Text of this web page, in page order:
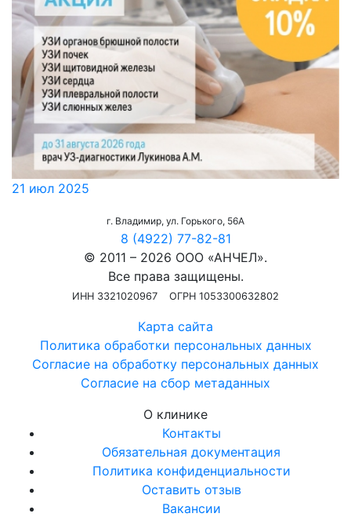
21 июл 2025
г. Владимир, ул. Горького, 56А
8 (4922) 77-82-81
© 2011 – 2026 ООО «АНЧЕЛ».
Все права защищены.
ИНН 3321020967 ОГРН 1053300632802
Карта сайта
Политика обработки персональных данных
Согласие на обработку персональных данных
Согласие на сбор метаданных
О клинике
Контакты
Обязательная документация
Политика конфиденциальности
Оставить отзыв
Вакансии